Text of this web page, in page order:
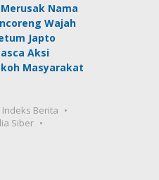
Nama
Wajah
Japto
Aksi
Masyarakat
Indeks Berita
Siber